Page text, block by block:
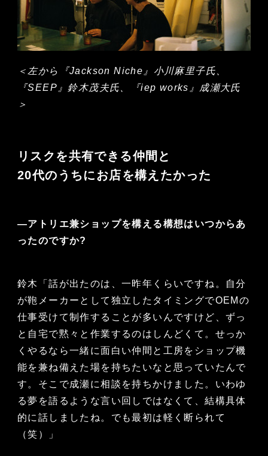
＜左から『Jackson Niche』小川麻里子氏、
『SEEP』鈴木茂夫氏、『iep works』成瀬大氏
＞
リスクを共有できる仲間と
20代のうちにお店を構えたかった
—アトリエ兼ショップを構える構想はいつからあ
ったのですか?
鈴木「話が出たのは、一昨年くらいですね。自分
が鞄メーカーとして独立したタイミングでOEMの
仕事受けて制作することが多いんですけど、ずっ
と自宅で黙々と作業するのはしんどくて。せっか
くやるなら一緒に面白い仲間と工房をショップ機
能を兼ね備えた場を持ちたいなと思っていたんで
す。そこで成瀬に相談を持ちかけました。いわゆ
る夢を語るような言い回しではなくて、結構具体
的に話しましたね。でも最初は軽く断られて
（笑）」